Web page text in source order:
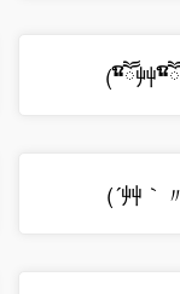
(❝ົཽ艸
(´艸｀